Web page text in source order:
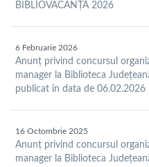
BIBLIOVACANȚA 2026
6 Februarie 2026
Anunț privind concursul
manager la Biblioteca
publicat în data de 06.02.2026
16 Octombrie 2025
Anunț privind concursul
manager la Biblioteca